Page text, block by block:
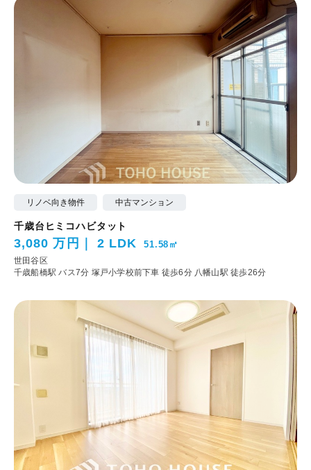
リノベ向き物件 中古マンション
千歳台ヒミコハビタット
3,080 万円 2 LDK 51.58㎡
世田谷区
千歳船橋駅 バス7分 塚戸小学校前下車 徒歩6分 八幡山駅 徒歩26分